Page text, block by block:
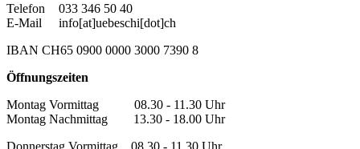
Telefon
033 346 50 40
E-Mail
info[at]uebeschi[dot]ch
IBAN CH65 0900 0000 3000 7390 8
Öffnungszeiten
Montag Vormittag 08.30 - 11.30 Uhr
Montag Nachmittag 13.30 - 18.00 Uhr
Donnerstag Vormittag 08.30 - 11.30 Uhr